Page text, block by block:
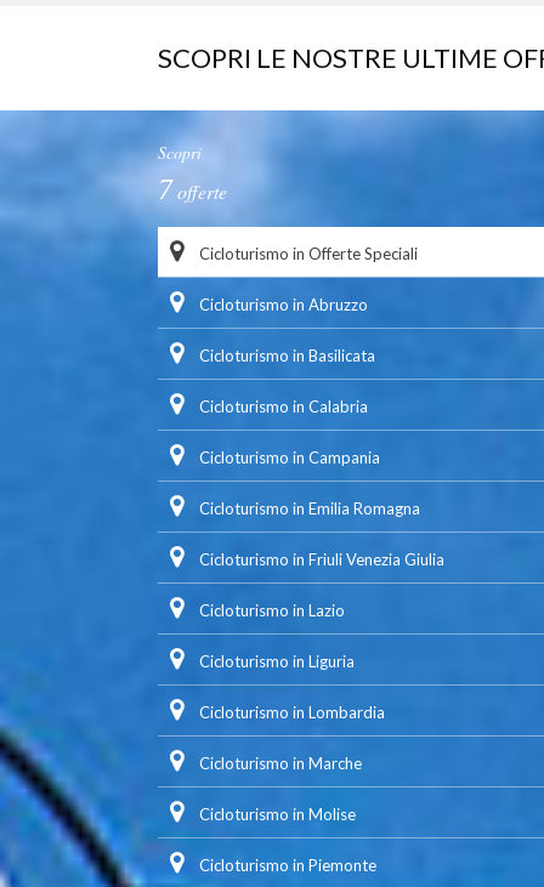
SCOPRI LE NOSTRE ULTIME
Scopri
7offerte
Cicloturismo in Offerte Speciali
Cicloturismo in Abruzzo
Cicloturismo in Basilicata
Cicloturismo in Calabria
Cicloturismo in Campania
Cicloturismo in Emilia Romagna
Cicloturismo in Friuli Venezia Giulia
Cicloturismo in Lazio
Cicloturismo in Liguria
Cicloturismo in Lombardia
Cicloturismo in Marche
Cicloturismo in Molise
Cicloturismo in Piemonte